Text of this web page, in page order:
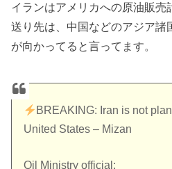
イランはアメリカへの原油販売
送り先は、中国などのアジア諸
が向かってると言ってます。
BREAKING: Iran is not
United States – Mizan
Oil Ministry official: